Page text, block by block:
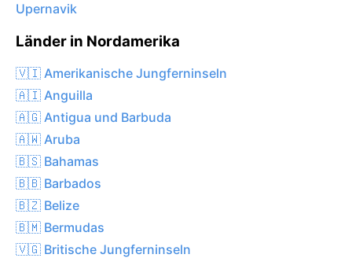
Upernavik
Länder in Nordamerika
🇻🇮 Amerikanische Jungferninseln
🇦🇮 Anguilla
🇦🇬 Antigua und Barbuda
🇦🇼 Aruba
🇧🇸 Bahamas
🇧🇧 Barbados
🇧🇿 Belize
🇧🇲 Bermudas
🇻🇬 Britische Jungferninseln